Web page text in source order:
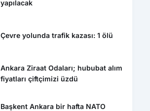
yapılacak
Çevre yolunda trafik kazası: 1 ölü
Ankara Ziraat Odaları; hububat alım
fiyatları çiftçimizi üzdü
Başkent Ankara bir hafta NATO